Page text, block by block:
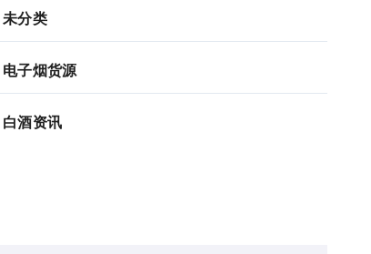
未分类
电子烟货源
白酒资讯